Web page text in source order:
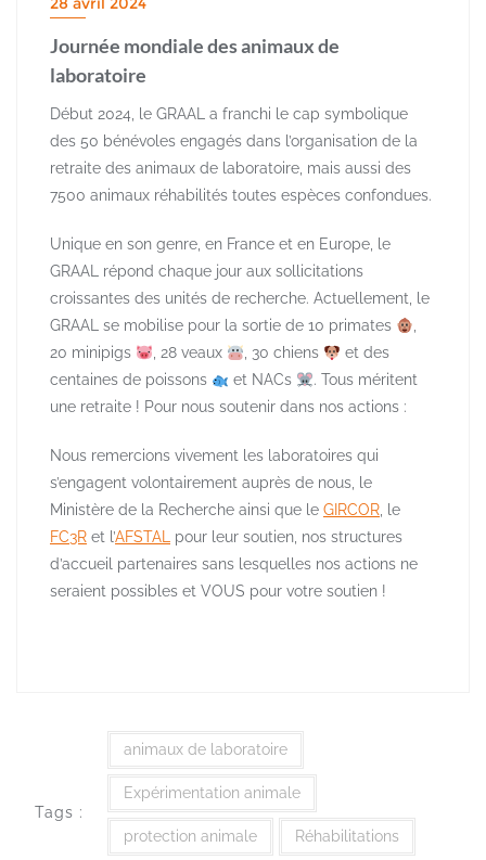
Journée mondiale des animaux de
laboratoire
Début 2024, le GRAAL a franchi le cap symbolique
des 50 bénévoles engagés dans l’organisation de la
retraite des animaux de laboratoire, mais aussi des
7500 animaux réhabilités toutes espèces confondues.
Unique en son genre, en France et en Europe, le
GRAAL répond chaque jour aux sollicitations
croissantes des unités de recherche. Actuellement, le
GRAAL se mobilise pour la sortie de 10 primates
,
20 minipigs
, 28 veaux , 30 chiens
et des
centaines de poissons
et NACs
. Tous méritent
une retraite ! Pour nous soutenir dans nos actions :
Nous remercions vivement les laboratoires qui
s’engagent volontairement auprès de nous, le
Ministère de la Recherche ainsi que le GIRCOR, le
FC3R et l’AFSTAL pour leur soutien, nos structures
d’accueil partenaires sans lesquelles nos actions ne
seraient possibles et VOUS pour votre soutien !
Tags :
animaux de laboratoire
Expérimentation animale
protection animale Réhabilitations